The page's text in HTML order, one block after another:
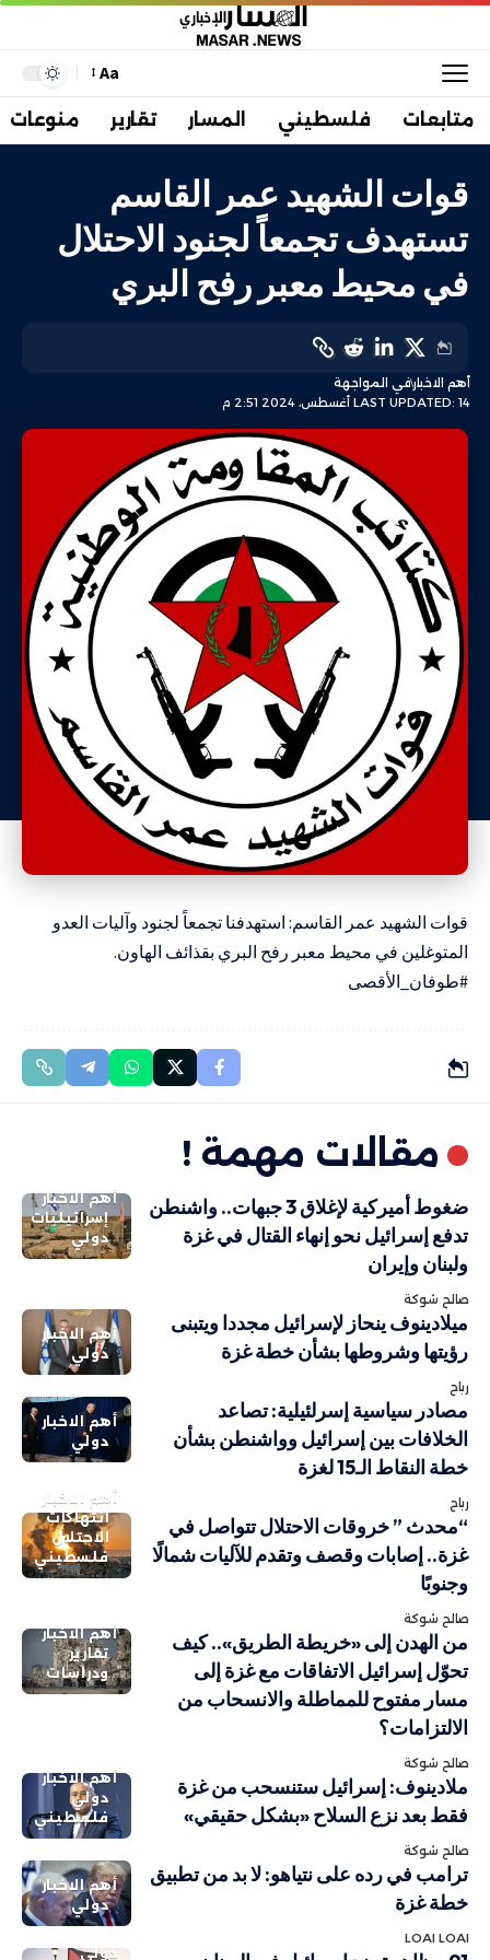
Aa
متابعات فلسطيني المسار تقارير منوعات
قوات الشهيد عمر القاسم
تستهدف تجمعاً لجنود الاحتلال
في محيط معبر رفح البري
LAST UPDATED: 14 أغسطس، 2024 2:51 م
أهم الاخبارفي المواجهة
قوات الشهيد عمر القاسم: استهدفنا تجمعاً لجنود وآليات العدو
المتوغلين في محيط معبر رفح البري بقذائف الهاون.
#طوفان_الأقصى
مقالات مهمة !
أهم الاخبار
إسرائيليات
دولي
ضغوط أميركية لإغلاق 3 جبهات.. واشنطن
تدفع إسرائيل نحو إنهاء القتال في غزة
ولبنان وإيران
صالح شوكة
أهم الاخبار
دولي
ميلادينوف ينحاز لإسرائيل مجددا ويتبنى
رؤيتها وشروطها بشأن خطة غزة
رباح
أهم الاخبار
دولي
مصادر سياسية إسرلئيلية: تصاعد
الخلافات بين إسرائيل وواشنطن بشأن
خطة النقاط الـ15 لغزة
رباح
أهم الاخبار
انتهاكات
الاحتلال
فلسطيني
“محدث ” خروقات الاحتلال تتواصل في
غزة.. إصابات وقصف وتقدم للآليات شمالًا
وجنوبًا
صالح شوكة
أهم الاخبار
تقارير
ودراسات
من الهدن إلى «خريطة الطريق».. كيف
تحوّل إسرائيل الاتفاقات مع غزة إلى
مسار مفتوح للمماطلة والانسحاب من
الالتزامات؟
صالح شوكة
أهم الاخبار
دولي
فلسطيني
ملادينوف: إسرائيل ستنسحب من غزة
فقط بعد نزع السلاح «بشكل حقيقي»
صالح شوكة
أهم الاخبار
دولي
ترامب في رده على نتياهو: لا بد من تطبيق
خطة غزة
LOAI LOAI
دولي